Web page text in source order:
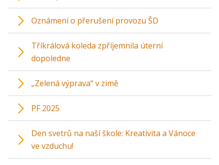
Oznámení o přerušení provozu ŠD
Tříkrálová koleda zpříjemnila úterní
dopoledne
„Zelená výprava“ v zimě
PF 2025
Den svetrů na naší škole: Kreativita a Vánoce
ve vzduchu!